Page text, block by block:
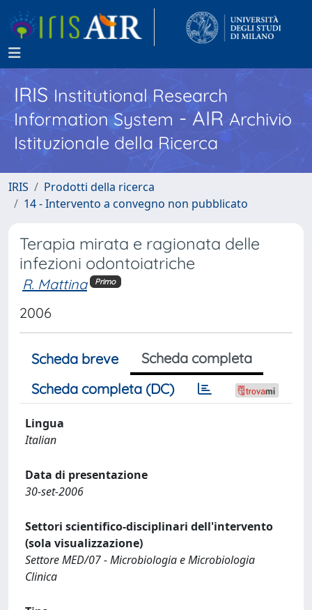
IRISInstitutional Research
Information System - AIR Archivio
Istituzionale della Ricerca
IRIS
Prodotti della ricerca
14 - Intervento a convegno non pubblicato
Terapia mirata e ragionata delle
infezioni odontoiatriche
R. Mattina Primo
2006
Scheda breve
Scheda completa
Scheda completa (DC)
Lingua
Italian
Data di presentazione
30-set-2006
Settori scientifico-disciplinari dell'intervento
(sola visualizzazione)
Settore MED/07 - Microbiologia e Microbiologia
Clinica